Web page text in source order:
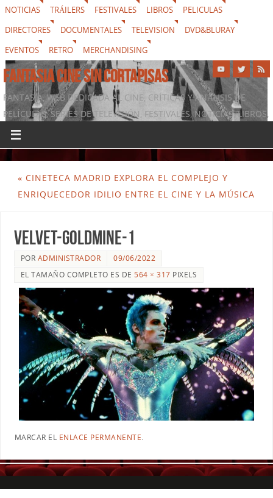
NOTICIAS TRÁILERS FESTIVALES LIBROS
PELICULAS
DIRECTORES
DOCUMENTALES TELEVISION
DVD&BLURAY
EVENTOS
RETRO MERCHANDISING
FANTASIA CINE SIN CORTAPISAS
FANTASIA, WEB DEDICADA AL CINE, CRÍTICAS Y ANÁLISIS DE
PELÍCULAS, SERIES DE TELEVISIÓN, FESTIVALES, NOTICIAS, LIBROS,
DVD & BLURAY, MERCHANDISING Y TODO LO QUE RODEA AL
SÉPTIMO ARTE
« CINETECA MADRID EXPLORA EL COMPLEJO Y
ENRIQUECEDOR IDILIO ENTRE EL CINE Y LA MÚSICA
velvet-goldmine-1
POR ADMINISTRADOR
09/06/2022
EL TAMAÑO COMPLETO ES DE564 × 317 PIXELS
MARCAR EL ENLACE PERMANENTE.